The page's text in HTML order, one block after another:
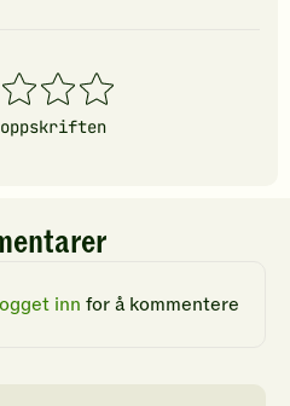
3
stjerner
4
stjerner
5
stjerner
inn for å kommentere